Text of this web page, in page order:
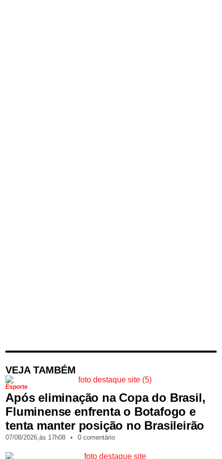
VEJA TAMBÉM
Esporte
Após eliminação na Copa do Brasil,
Fluminense enfrenta o Botafogo e
tenta manter posição no Brasileirão
07/08/2026,às 17h08 • 0 comentário